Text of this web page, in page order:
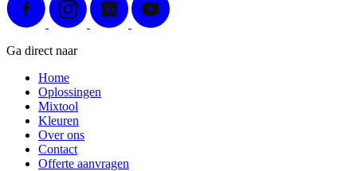
Ga direct naar
Home
Oplossingen
Mixtool
Kleuren
Over ons
Contact
Offerte aanvragen